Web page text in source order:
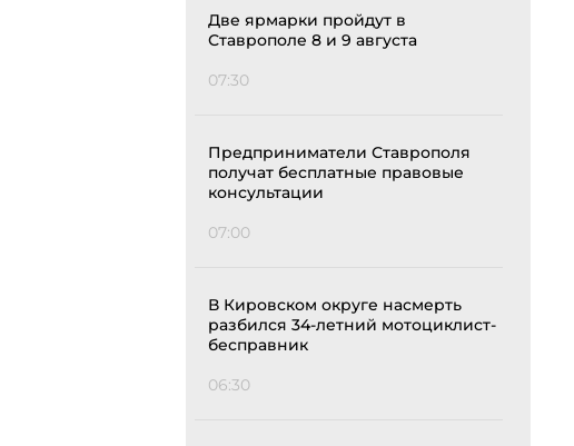
Две ярмарки пройдут в
Ставрополе 8 и 9 августа
07:30
Предприниматели Ставрополя
получат бесплатные правовые
консультации
07:00
В Кировском округе насмерть
разбился 34-летний мотоциклист-
бесправник
06:30